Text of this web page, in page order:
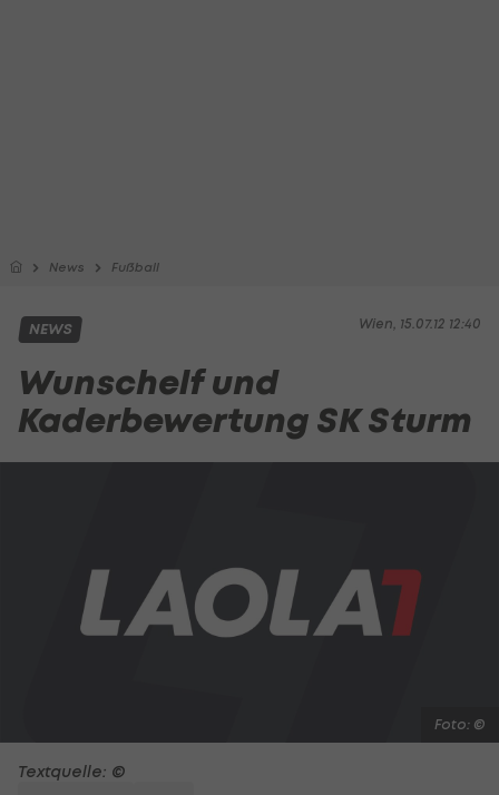
News Fußball
Wien, 15.07.12 12:40
NEWS
Wunschelf und
Kaderbewertung SK Sturm
Foto: ©
Textquelle: ©